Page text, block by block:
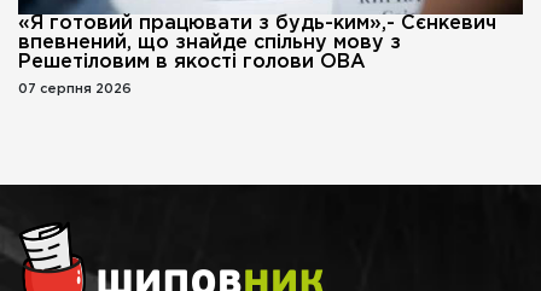
«Я готовий працювати з будь-ким»,- Сєнкевич
впевнений, що знайде спільну мову з
Решетіловим в якості голови ОВА
07 серпня 2026